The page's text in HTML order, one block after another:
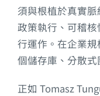
須與根植於真實
政策執行、可稽
行運作。在企業
個儲存庫、分散式
正如 Tomasz